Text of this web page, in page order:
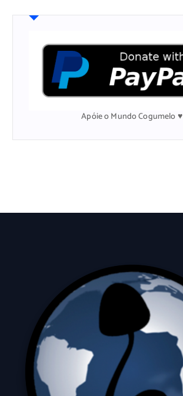
i
Apóie o Mundo Cogumelo ♥